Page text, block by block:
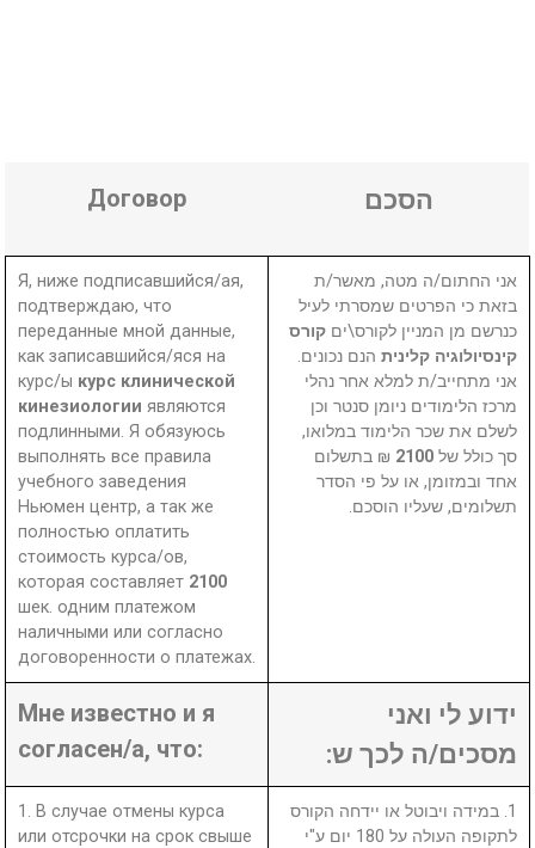
Договор הסכם
Я, ниже подписавшийся/ая,
подтверждаю, что
переданные мной данные,
как записавшийся/яся на
курс/ы курс клинической
кинезиологииявляются
подлинными. Я обязуюсь
выполнять все правила
учебного заведения
Ньюмен центр, а так же
полностью оплатить
стоимость курса/ов,
которая составляет 2100
шек. одним платежом
наличными или согласно
договоренности о платежах.
אני החתום/ה מטה, מאשר/ת
בזאת כי הפרטים שמסרתי לעיל
כנרשם מן המניין לקורס\ים קורס
קינסיולוגיה קלינית הנם נכונים.
אני מתחייב/ת למלא אחר נהלי
מרכז הלימודים ניומן סנטר וכן
לשלם את שכר הלימוד במלואו,
סך כולל של 2100 ₪ בתשלום
אחד ובמזומן, או על פי הסדר
תשלומים, שעליו הוסכם.
Мне известно и я
согласен/а, что:
ידוע לי ואני
מסכים/ה לכך ש:
1. В случае отмены курса
или отсрочки на срок свыше
1. במידה ויבוטל או יידחה הקורס
לתקופה העולה על 180 יום ע"י